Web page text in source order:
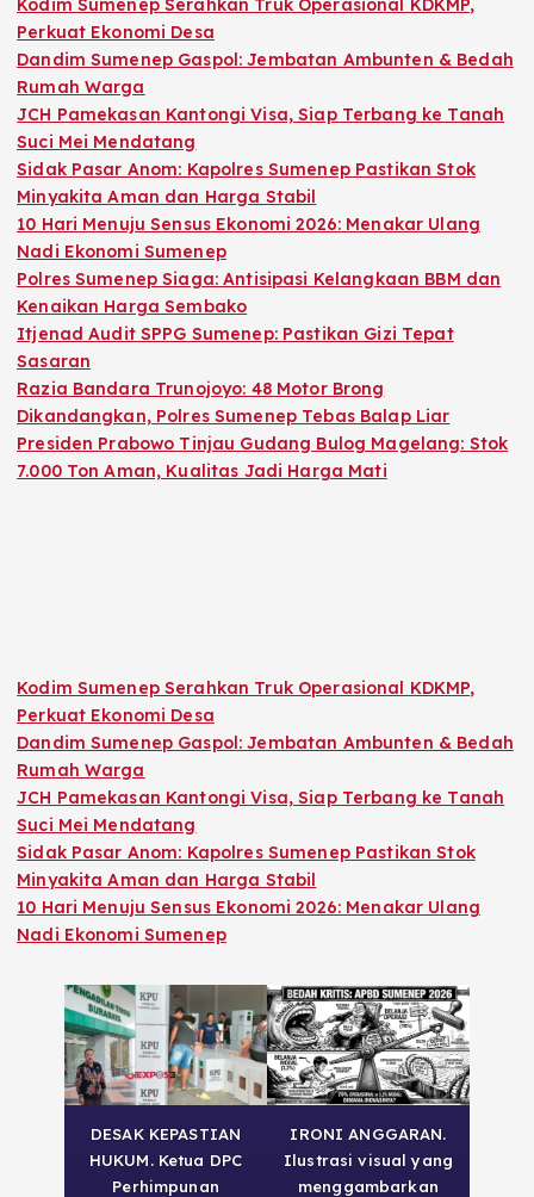
Kodim Sumenep Serahkan Truk Operasional KDKMP,
Perkuat Ekonomi Desa
Dandim Sumenep Gaspol: Jembatan Ambunten & Bedah
Rumah Warga
JCH Pamekasan Kantongi Visa, Siap Terbang ke Tanah
Suci Mei Mendatang
Sidak Pasar Anom: Kapolres Sumenep Pastikan Stok
Minyakita Aman dan Harga Stabil
10 Hari Menuju Sensus Ekonomi 2026: Menakar Ulang
Nadi Ekonomi Sumenep
Polres Sumenep Siaga: Antisipasi Kelangkaan BBM dan
Kenaikan Harga Sembako
Itjenad Audit SPPG Sumenep: Pastikan Gizi Tepat
Sasaran
Razia Bandara Trunojoyo: 48 Motor Brong
Dikandangkan, Polres Sumenep Tebas Balap Liar
Presiden Prabowo Tinjau Gudang Bulog Magelang: Stok
7.000 Ton Aman, Kualitas Jadi Harga Mati
Kodim Sumenep Serahkan Truk Operasional KDKMP,
Perkuat Ekonomi Desa
Dandim Sumenep Gaspol: Jembatan Ambunten & Bedah
Rumah Warga
JCH Pamekasan Kantongi Visa, Siap Terbang ke Tanah
Suci Mei Mendatang
Sidak Pasar Anom: Kapolres Sumenep Pastikan Stok
Minyakita Aman dan Harga Stabil
10 Hari Menuju Sensus Ekonomi 2026: Menakar Ulang
Nadi Ekonomi Sumenep
DESAK KEPASTIAN
HUKUM. Ketua DPC
Perhimpunan
IRONI ANGGARAN.
Ilustrasi visual yang
menggambarkan